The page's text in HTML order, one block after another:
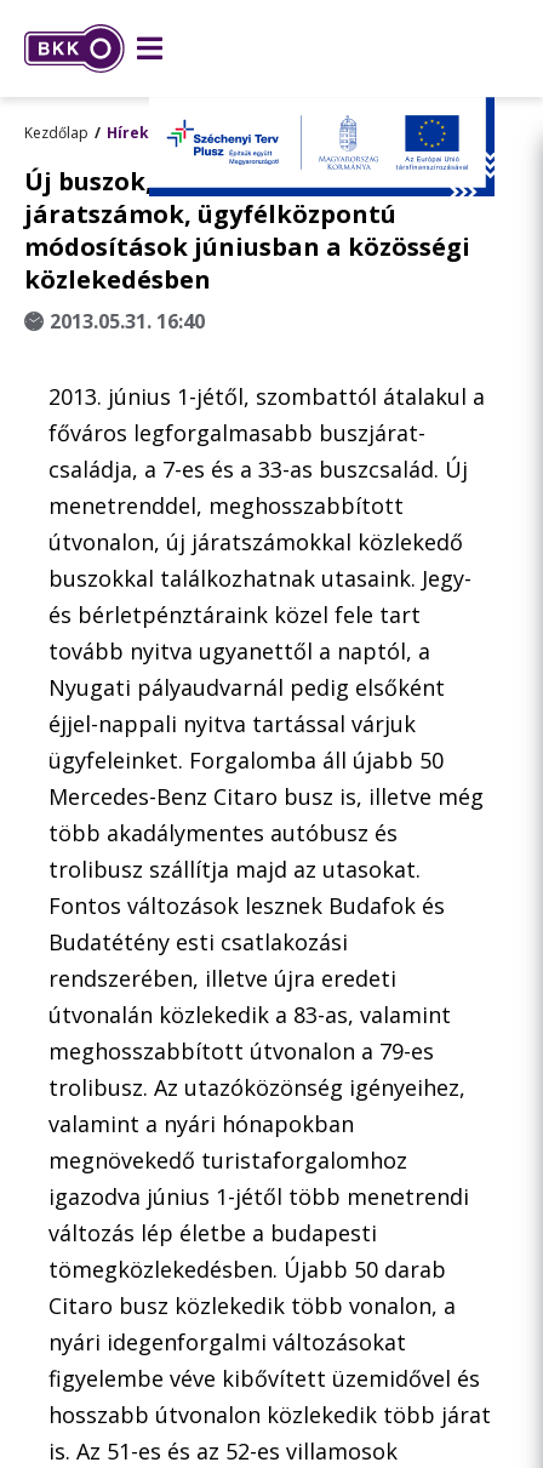
Kezdőlap Hírek
Új buszok, új menetrend, új
járatszámok, ügyfélközpontú
módosítások júniusban a közösségi
közlekedésben
2013.05.31. 16:40
2013. június 1-jétől, szombattól átalakul a
főváros legforgalmasabb buszjárat-
családja, a 7-es és a 33-as buszcsalád. Új
menetrenddel, meghosszabbított
útvonalon, új járatszámokkal közlekedő
buszokkal találkozhatnak utasaink. Jegy-
és bérletpénztáraink közel fele tart
tovább nyitva ugyanettől a naptól, a
Nyugati pályaudvarnál pedig elsőként
éjjel-nappali nyitva tartással várjuk
ügyfeleinket. Forgalomba áll újabb 50
Mercedes-Benz Citaro busz is, illetve még
több akadálymentes autóbusz és
trolibusz szállítja majd az utasokat.
Fontos változások lesznek Budafok és
Budatétény esti csatlakozási
rendszerében, illetve újra eredeti
útvonalán közlekedik a 83-as, valamint
meghosszabbított útvonalon a 79-es
trolibusz. Az utazóközönség igényeihez,
valamint a nyári hónapokban
megnövekedő turistaforgalomhoz
igazodva június 1-jétől több menetrendi
változás lép életbe a budapesti
tömegközlekedésben. Újabb 50 darab
Citaro busz közlekedik több vonalon, a
nyári idegenforgalmi változásokat
figyelembe véve kibővített üzemidővel és
hosszabb útvonalon közlekedik több járat
is. Az 51-es és az 52-es villamosok